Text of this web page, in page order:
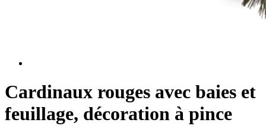
Cardinaux rouges avec baies et
feuillage, décoration à pince